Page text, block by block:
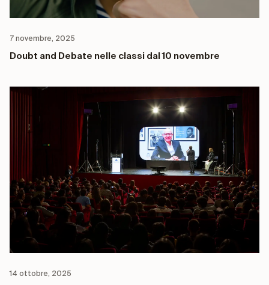
7 novembre, 2025
Doubt and Debate nelle classi dal 10 novembre
14 ottobre, 2025